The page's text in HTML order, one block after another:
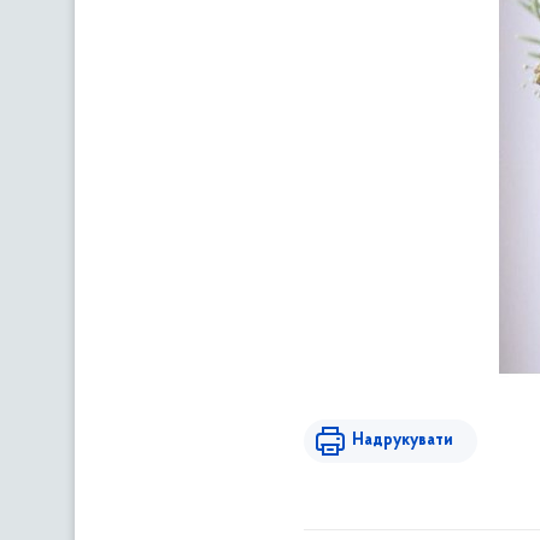
Надрукувати